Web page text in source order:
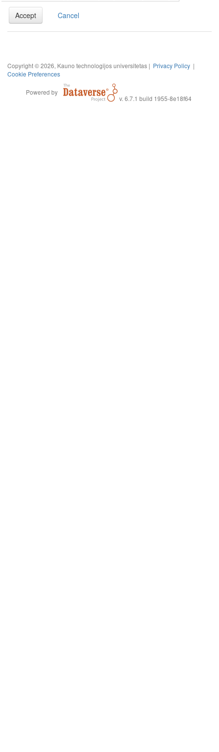
Accept Cancel
Copyright © 2026, Kauno technologijos universitetas | Privacy Policy |
Cookie Preferences
Powered by
v. 6.7.1 build 1955-8e18f64